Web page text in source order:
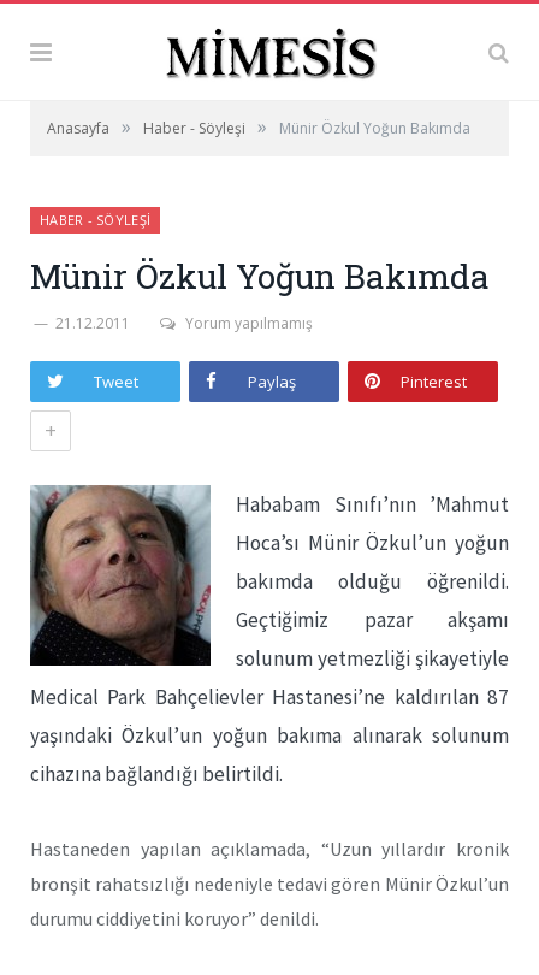
Anasayfa » Haber - Söyleşi » Münir Özkul Yoğun Bakımda
HABER - SÖYLEŞI
Münir Özkul Yoğun Bakımda
21.12.2011 Yorum yapılmamış
Tweet Paylaş Pinterest
+
Hababam Sınıfı’nın ’Mahmut
Hoca’sı Münir Özkul’un yoğun
bakımda olduğu öğrenildi.
Geçtiğimiz pazar akşamı
solunum yetmezliği şikayetiyle
Medical Park Bahçelievler Hastanesi’ne kaldırılan 87
yaşındaki Özkul’un yoğun bakıma alınarak solunum
cihazına bağlandığı belirtildi.
Hastaneden yapılan açıklamada, “Uzun yıllardır kronik
bronşit rahatsızlığı nedeniyle tedavi gören Münir Özkul’un
durumu ciddiyetini koruyor” denildi.